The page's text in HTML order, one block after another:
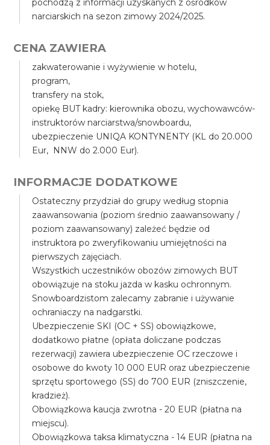
pochodzą z informacji uzyskanych z ośrodków
narciarskich na sezon zimowy 2024/2025.
CENA ZAWIERA
zakwaterowanie i wyżywienie w hotelu,
program,
transfery na stok,
opiekę BUT kadry: kierownika obozu, wychowawców-
instruktorów narciarstwa/snowboardu,
ubezpieczenie UNIQA KONTYNENTY (KL do 20.000
Eur, NNW do 2.000 Eur).
INFORMACJE DODATKOWE
Ostateczny przydział do grupy według stopnia
zaawansowania (poziom średnio zaawansowany /
poziom zaawansowany) zależeć będzie od
instruktora po zweryfikowaniu umiejętności na
pierwszych zajęciach.
Wszystkich uczestników obozów zimowych BUT
obowiązuje na stoku jazda w kasku ochronnym.
Snowboardzistom zalecamy zabranie i używanie
ochraniaczy na nadgarstki.
Ubezpieczenie SKI (OC + SS) obowiązkowe,
dodatkowo płatne (opłata doliczane podczas
rezerwacji) zawiera ubezpieczenie OC rzeczowe i
osobowe do kwoty 10 000 EUR oraz ubezpieczenie
sprzętu sportowego (SS) do 700 EUR (zniszczenie,
kradzież).
Obowiązkowa kaucja zwrotna - 20 EUR (płatna na
miejscu).
Obowiązkowa taksa klimatyczna - 14 EUR (płatna na